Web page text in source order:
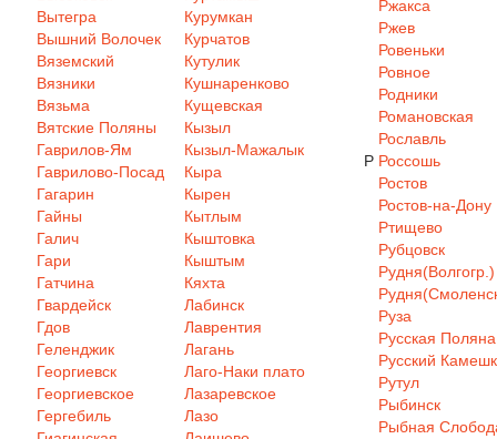
Вытегра
Вышний Волочек
Вяземский
Вязники
Вязьма
Вятские Поляны
Гаврилов-Ям
Гаврилово-Посад
Гагарин
Гайны
Галич
Гари
Гатчина
Гвардейск
Гдов
Геленджик
Георгиевск
Георгиевское
Гергебиль
Курумкан
Курчатов
Кутулик
Кушнаренково
Кущевская
Кызыл
Кызыл-Мажалык
Кыра
Кырен
Кытлым
Кыштовка
Кыштым
Кяхта
Лабинск
Лаврентия
Лагань
Лаго-Наки плато
Лазаревское
Лазо
Р
Ржакса
Ржев
Ровеньки
Ровное
Родники
Романовская
Рославль
Россошь
Ростов
Ростов-на-Дону
Ртищево
Рубцовск
Рудня(Волгогр.)
Руза
Русская Поляна
Русский
Рутул
Рыбинск
Рыбная